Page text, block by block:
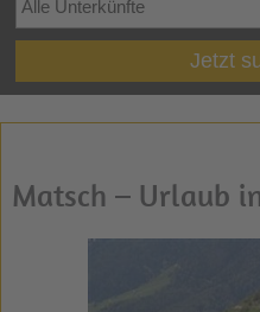
Jetzt
Matsch – Urlaub